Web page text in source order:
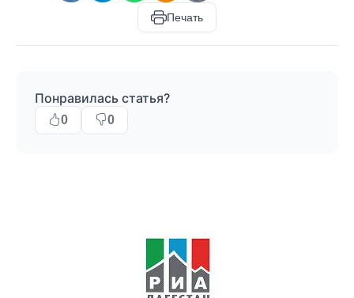
Печать
Понравилась статья?
0 0